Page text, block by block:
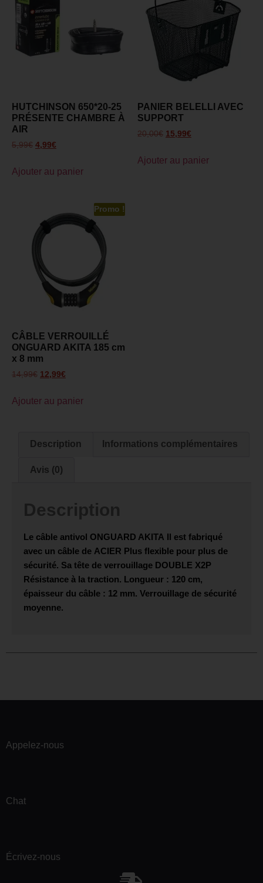
HUTCHINSON 650*20-25
PRÉSENTE CHAMBRE À
AIR
5,99€ 4,99€
Ajouter au panier
PANIER BELELLI AVEC
SUPPORT
20,00€ 15,99€
Ajouter au panier
Promo !
CÂBLE VERROUILLÉ
ONGUARD AKITA 185 cm
x 8 mm
14,99€ 12,99€
Ajouter au panier
Description Informations complémentaires
Avis (0)
Description
Le câble antivol ONGUARD AKITA Il est fabriqué
avec un câble de ACIER Plus flexible pour plus de
sécurité. Sa tête de verrouillage DOUBLE X2P
Résistance à la traction. Longueur : 120 cm,
épaisseur du câble : 12 mm. Verrouillage de sécurité
moyenne.
Appelez-nous
Chat
Écrivez-nous